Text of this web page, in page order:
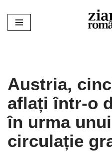
Sari
Austria,
aflați într-o
în urma
circulație